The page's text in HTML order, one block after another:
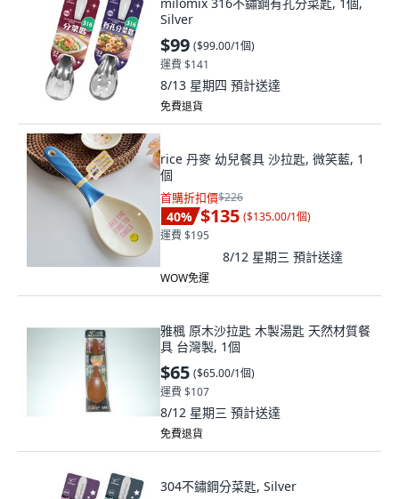
Silver
$99 ($99.00/1個)
運費 $141
8/13 星期四 預計送達
免費退貨
rice 丹麥 幼兒餐具 沙拉匙, 微笑藍, 1
個
首購折扣價$226
40% $135 ($135.00/1個)
運費 $195
8/12 星期三 預計送達
WOW免運
雅楓 原木沙拉匙 木製湯匙 天然材質餐
具 台灣製, 1個
$65 ($65.00/1個)
運費 $107
8/12 星期三 預計送達
免費退貨
304不鏽鋼分菜匙, Silver